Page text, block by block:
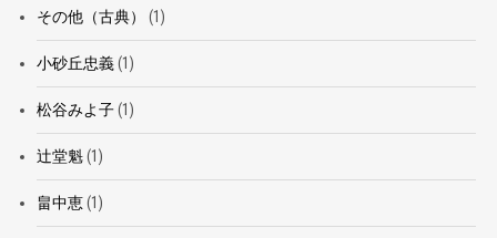
その他（古典） (1)
小砂丘忠義(1)
松谷みよ子(1)
辻堂魁(1)
畠中恵(1)